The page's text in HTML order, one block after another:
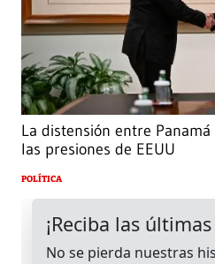
La distensión entre
las presiones de EEUU
POLÍTICA